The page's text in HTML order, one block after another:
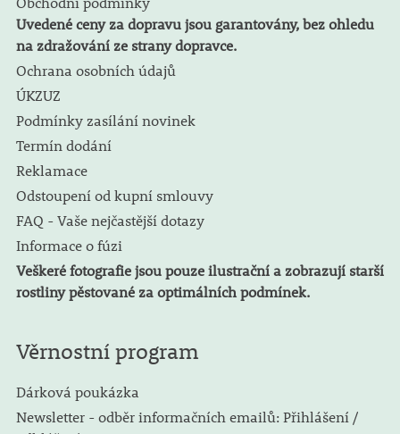
Uvedené ceny za dopravu jsou garantovány, bez ohledu
na zdražování ze strany dopravce.
Ochrana osobních údajů
ÚKZUZ
Podmínky zasílání novinek
Termín dodání
Reklamace
Odstoupení od kupní smlouvy
FAQ - Vaše nejčastější dotazy
Informace o fúzi
Veškeré fotografie jsou pouze ilustrační a zobrazují starší
rostliny pěstované za optimálních podmínek.
Věrnostní program
Dárková poukázka
Newsletter - odběr informačních emailů: Přihlášení /